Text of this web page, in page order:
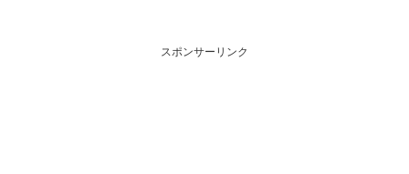
スポンサーリンク